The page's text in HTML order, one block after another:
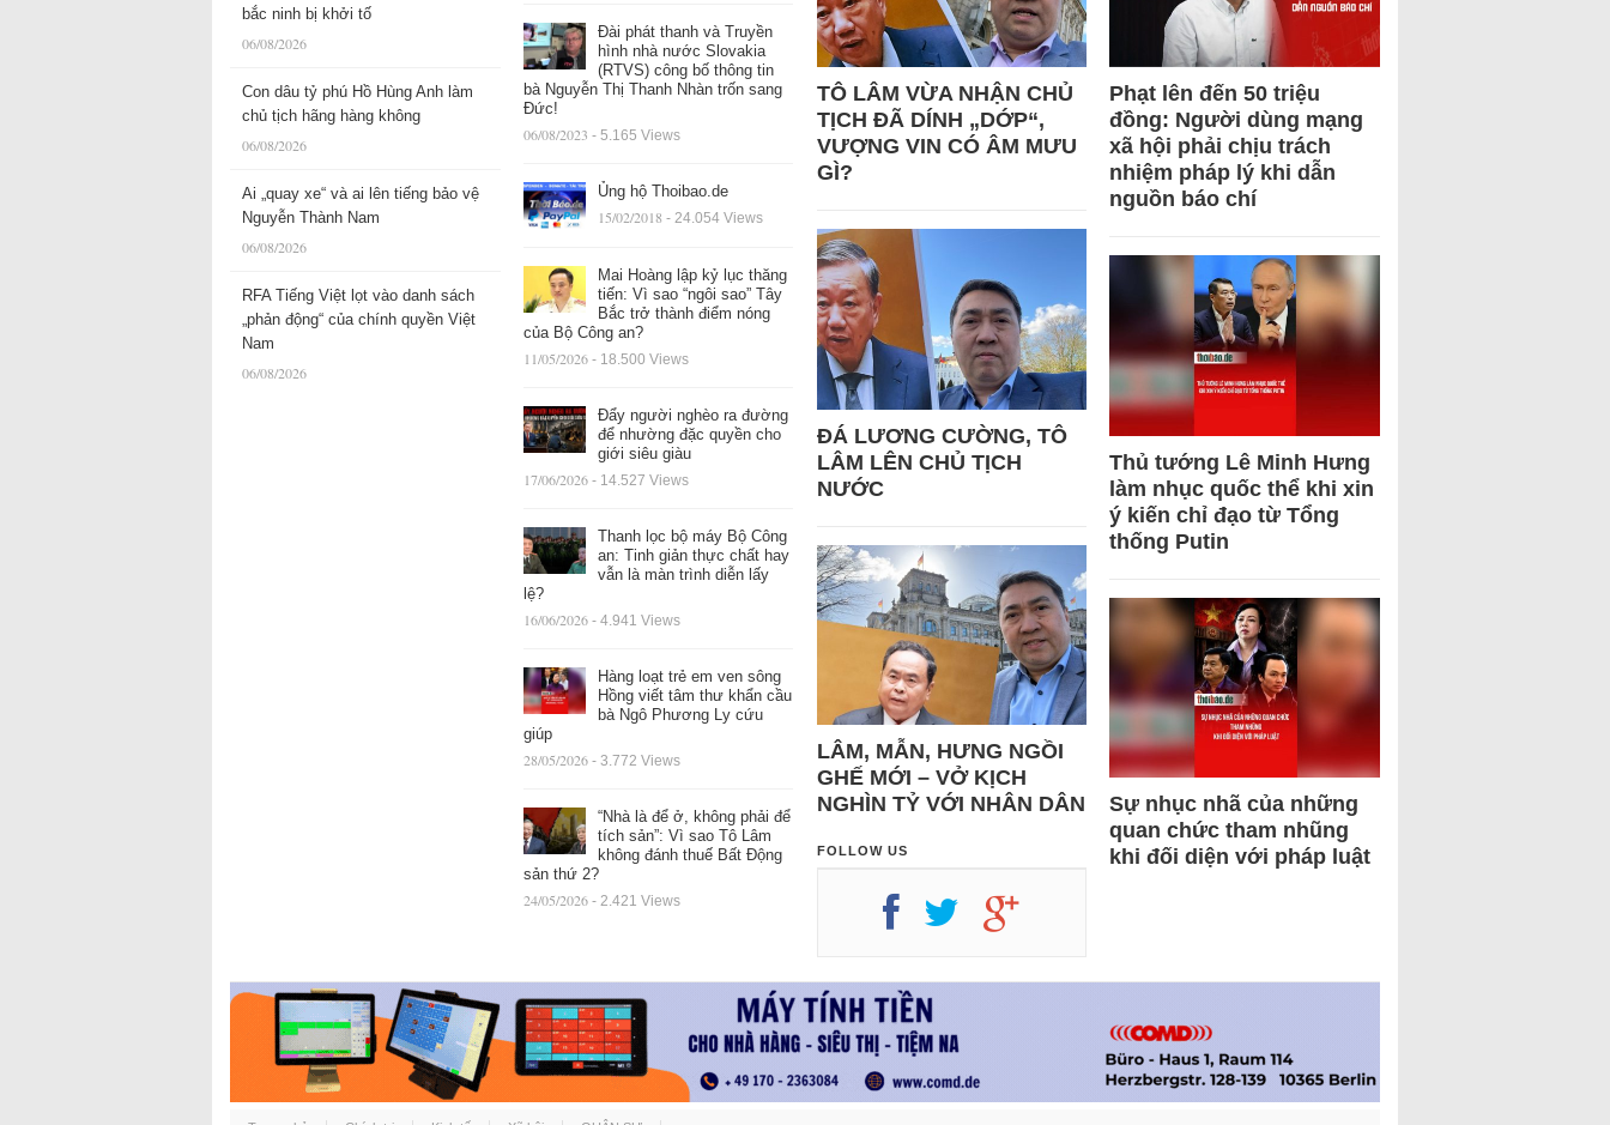
bắc ninh bị khởi tố
06/08/2026
Con dâu tỷ phú Hồ Hùng Anh làm
chủ tịch hãng hàng không
06/08/2026
Ai „quay xe“ và ai lên tiếng bảo vệ
Nguyễn Thành Nam
06/08/2026
RFA Tiếng Việt lọt vào danh sách
„phản động“ của chính quyền Việt
Nam
06/08/2026
Đài phát thanh và Truyền
hình nhà nước Slovakia
(RTVS) công bố thông tin
bà Nguyễn Thị Thanh Nhàn trốn sang
Đức!
06/08/2023 - 5.165 Views
Ủng hộ Thoibao.de
15/02/2018 - 24.054 Views
Mai Hoàng lập kỷ lục thăng
tiến: Vì sao “ngôi sao” Tây
Bắc trở thành điểm nóng
của Bộ Công an?
11/05/2026 - 18.500 Views
Đẩy người nghèo ra đường
để nhường đặc quyền cho
giới siêu giàu
17/06/2026 - 14.527 Views
Thanh lọc bộ máy Bộ Công
an: Tinh giản thực chất hay
vẫn là màn trình diễn lấy
lệ?
16/06/2026 - 4.941 Views
Hàng loạt trẻ em ven sông
Hồng viết tâm thư khẩn cầu
bà Ngô Phương Ly cứu
giúp
28/05/2026 - 3.772 Views
“Nhà là để ở, không phải để
tích sản”: Vì sao Tô Lâm
không đánh thuế Bất Động
sản thứ 2?
24/05/2026 - 2.421 Views
TÔ LÂM VỪA NHẬN CHỦ
TỊCH ĐÃ DÍNH „DỚP“,
VƯỢNG VIN CÓ ÂM MƯU
GÌ?
ĐÁ LƯƠNG CƯỜNG, TÔ
LÂM LÊN CHỦ TỊCH
NƯỚC
LÂM, MẪN, HƯNG NGỒI
GHẾ MỚI – VỞ KỊCH
NGHÌN TỶ VỚI NHÂN DÂN
FOLLOW US
Phạt lên đến 50 triệu
đồng: Người dùng mạng
xã hội phải chịu trách
nhiệm pháp lý khi dẫn
nguồn báo chí
Thủ tướng Lê Minh Hưng
làm nhục quốc thể khi xin
ý kiến chỉ đạo từ Tổng
thống Putin
Sự nhục nhã của những
quan chức tham nhũng
khi đối diện với pháp luật